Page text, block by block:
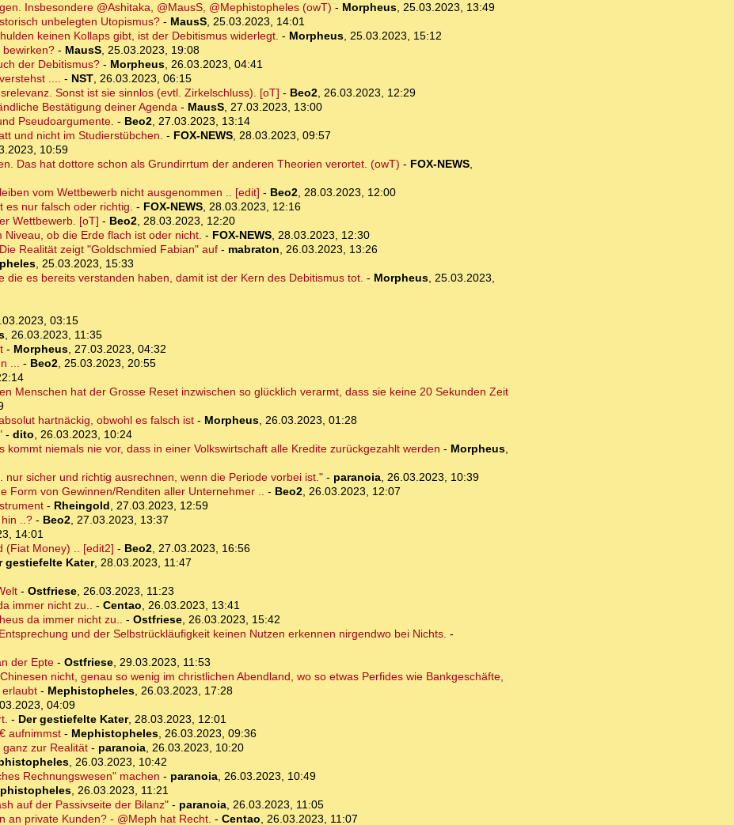
Insbesondere @Ashitaka, @MausS, @Mephistopheles (owT) - Morpheus, 25.03.2023, 13:49
unbelegten Utopismus?- MausS, 25.03.2023, 14:01
keinen Kollaps gibt, ist der Debitismus widerlegt. - Morpheus, 25.03.2023, 15:12
bewirken?- MausS, 25.03.2023, 19:08
der Debitismus?- Morpheus, 26.03.2023, 04:41
.... - NST, 26.03.2023, 06:15
Sonst ist sie sinnlos (evtl. Zirkelschluss). [oT] - Beo2, 26.03.2023, 12:29
Bestätigung deiner Agenda- MausS, 27.03.2023, 13:00
Pseudoargumente. - Beo2, 27.03.2023, 13:14
und nicht im Studierstübchen. - FOX-NEWS, 28.03.2023, 09:57
10:59
Das hat dottore schon als Grundirrtum der anderen Theorien verortet. (owT) - FOX-NEWS,
vom Wettbewerb nicht ausgenommen .. [edit] - Beo2, 28.03.2023, 12:00
es nur falsch oder richtig. - FOX-NEWS, 28.03.2023, 12:16
Wettbewerb. [oT] - Beo2, 28.03.2023, 12:20
ob die Erde flach ist oder nicht. - FOX-NEWS, 28.03.2023, 12:30
Realität zeigt "Goldschmied Fabian" auf- mabraton, 26.03.2023, 13:26
, 25.03.2023, 15:33
es bereits verstanden haben, damit ist der Kern des Debitismus tot. - Morpheus, 25.03.2023,
03:15
, 26.03.2023, 11:35
- Morpheus, 27.03.2023, 04:32
... - Beo2, 25.03.2023, 20:55
Menschen hat der Grosse Reset inzwischen so glücklich verarmt, dass sie keine 20 Sekunden Zeit
hartnäckig, obwohl es falsch ist- Morpheus, 26.03.2023, 01:28
- dito, 26.03.2023, 10:24
niemals nie vor, dass in einer Volkswirtschaft alle Kredite zurückgezahlt werden - Morpheus,
sicher und richtig ausrechnen, wenn die Periode vorbei ist."- paranoia, 26.03.2023, 10:39
Form von Gewinnen/Renditen aller Unternehmer .. - Beo2, 26.03.2023, 12:07
- Rheingold, 27.03.2023, 12:59
..?- Beo2, 27.03.2023, 13:37
14:01
(Fiat Money) .. [edit2] - Beo2, 27.03.2023, 16:56
gestiefelte Kater, 28.03.2023, 11:47
- Ostfriese, 26.03.2023, 11:23
immer nicht zu.. - Centao, 26.03.2023, 13:41
da immer nicht zu.. - Ostfriese, 26.03.2023, 15:42
und der Selbstrückläufigkeit keinen Nutzen erkennen nirgendwo bei Nichts. -
der Epte- Ostfriese, 29.03.2023, 11:53
nicht, genau so wenig im christlichen Abendland, wo so etwas Perfides wie Bankgeschäfte,
erlaubt - Mephistopheles, 26.03.2023, 17:28
04:09
- Der gestiefelte Kater, 28.03.2023, 12:01
aufnimmst- Mephistopheles, 26.03.2023, 09:36
zur Realität- paranoia, 26.03.2023, 10:20
, 26.03.2023, 10:42
Rechnungswesen" machen - paranoia, 26.03.2023, 10:49
, 26.03.2023, 11:21
auf der Passivseite der Bilanz"- paranoia, 26.03.2023, 11:05
an private Kunden? - @Meph hat Recht. - Centao, 26.03.2023, 11:07